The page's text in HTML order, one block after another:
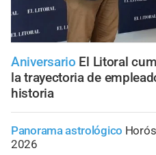
Aniversario El Litoral
la trayectoria de
historia
Panorama astrológico
2026